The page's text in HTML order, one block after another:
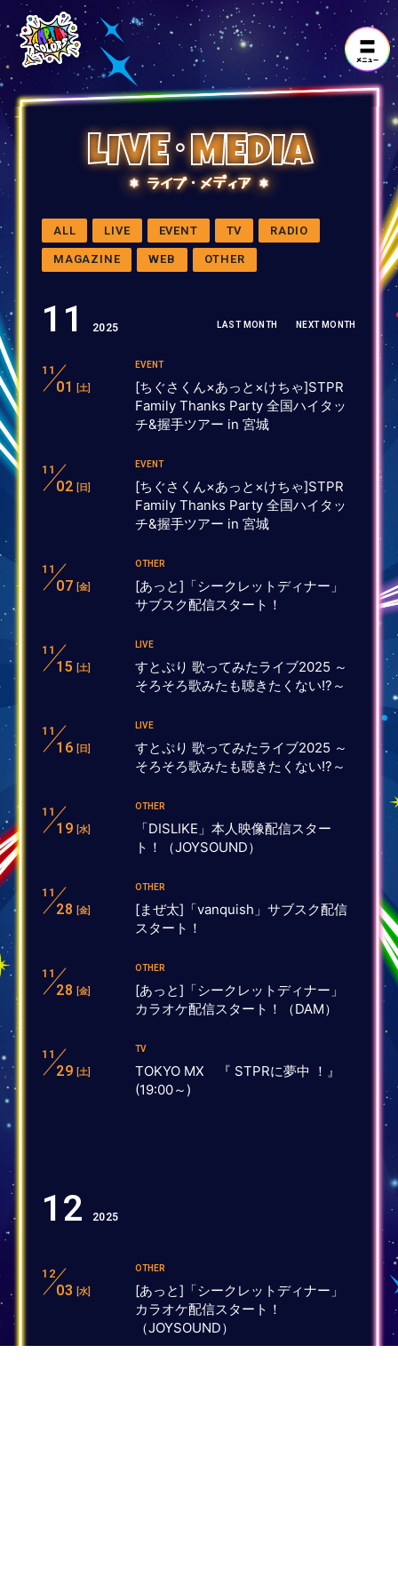
LIVE･MEDIA
ライブ・メディア
ALL LIVE EVENT TV RADIO
MAGAZINE WEB OTHER
11 2025 LAST MONTH NEXT MONTH
11
01 [土]
EVENT
[ちぐさくん×あっと×けちゃ]STPR
Family Thanks Party 全国ハイタッ
チ&握手ツアー in 宮城
11
02 [日]
EVENT
[ちぐさくん×あっと×けちゃ]STPR
Family Thanks Party 全国ハイタッ
チ&握手ツアー in 宮城
11
07 [金]
OTHER
[あっと]「シークレットディナー」
サブスク配信スタート！
11
15 [土]
LIVE
すとぷり 歌ってみたライブ2025 ～
そろそろ歌みたも聴きたくない!?～
11
16 [日]
LIVE
すとぷり 歌ってみたライブ2025 ～
そろそろ歌みたも聴きたくない!?～
11
19 [水]
OTHER
「DISLIKE」本人映像配信スター
ト！（JOYSOUND）
11
28 [金]
OTHER
[まぜ太]「vanquish」サブスク配信
スタート！
11
28 [金]
OTHER
[あっと]「シークレットディナー」
カラオケ配信スタート！（DAM）
11
29 [土]
TV
TOKYO MX 『 STPRに夢中 ！』
(19:00～)
12 2025
12
03 [水]
OTHER
[あっと]「シークレットディナー」
カラオケ配信スタート！
（JOYSOUND）